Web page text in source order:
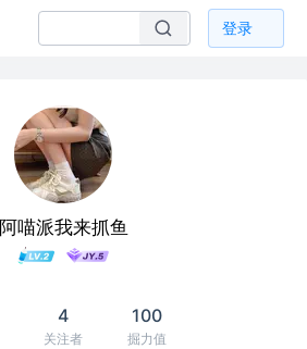
登录
阿喵派我来抓鱼
4
关注者
100
掘力值